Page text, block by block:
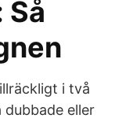
i två
eller